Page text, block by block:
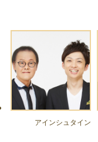
アインシュタイン